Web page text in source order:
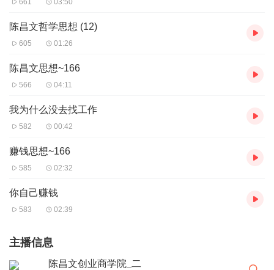
661 03:50
陈昌文哲学思想 (12)
605 01:26
陈昌文思想~166
566 04:11
我为什么没去找工作
582 00:42
赚钱思想~166
585 02:32
你自己赚钱
583 02:39
主播信息
陈昌文创业商学院_二